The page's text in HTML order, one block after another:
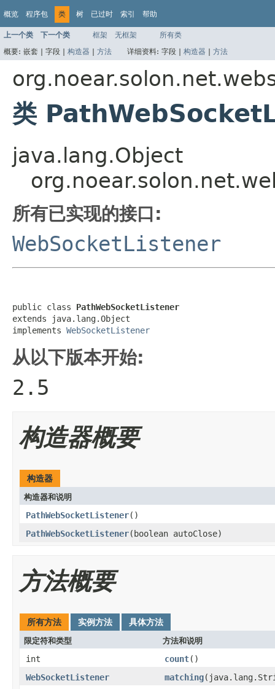
概览 程序包 类 树 已过时 索引 帮助
上一个类 下一个类 框架 无框架
所有类
概要: 嵌套 | 字段 | 构造器 | 方法 详细资料: 字段 | 构造器 | 方法
类
java.lang.Object
所有已实现的接口:
WebSocketListener
public class PathWebSocketListener
extends java.lang.Object
implements WebSocketListener
从以下版本开始:
2.5
构造器概要
构造器
构造器和说明
PathWebSocketListener()
PathWebSocketListener(boolean autoClose)
方法概要
所有方法 实例方法 具体方法
限定符和类型 方法和说明
int count()
WebSocketListener
matching